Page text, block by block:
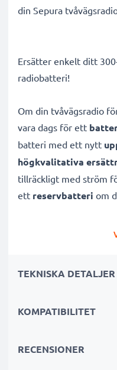
din Sepura
Ersätter enkelt ditt
radiobatteri!
Om din tvåvägsradio
vara dags för ett
batteri med ett nytt
högkvalitativa
tillräckligt med ström
ett reservbatteri om
Med ett nytt 7.4V
att vänta. Var säker på
radio med många
TEKNISKA DETALJER
KOMPATIBILITET
RECENSIONER